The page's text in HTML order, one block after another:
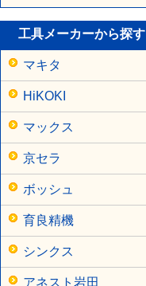
工具メーカーから探す
マキタ
HiKOKI
マックス
京セラ
ボッシュ
育良精機
シンクス
アネスト岩田